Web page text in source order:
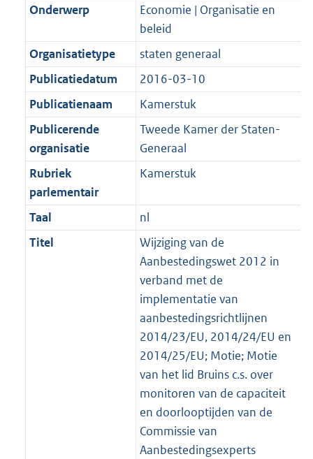
Onderwerp
Economie | Organisatie en
beleid
Organisatietype
staten generaal
Publicatiedatum
2016-03-10
Publicatienaam
Kamerstuk
Publicerende
organisatie
Tweede Kamer der Staten-
Generaal
Rubriek
parlementair
Kamerstuk
Taal
nl
Titel
Wijziging van de
Aanbestedingswet 2012 in
verband met de
implementatie van
aanbestedingsrichtlijnen
2014/23/EU, 2014/24/EU en
2014/25/EU; Motie; Motie
van het lid Bruins c.s. over
monitoren van de capaciteit
en doorlooptijden van de
Commissie van
Aanbestedingsexperts